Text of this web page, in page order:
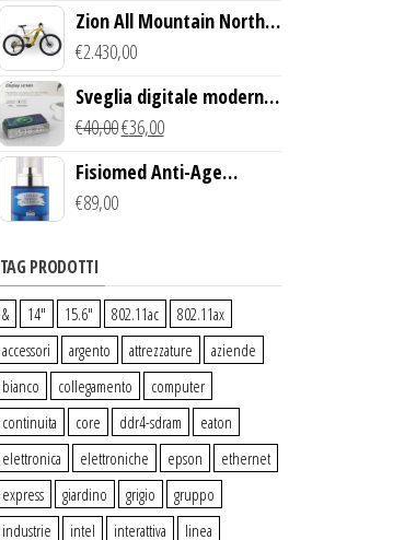
Zion All Mountain North
Creek Bike (Giallo)
€2.430,00
Sveglia digitale moderna
con Caricabatterie
Wireless Qi
€40,00€36,00
Fisiomed Anti-Age
Defense Face Serum
€89,00
TAG PRODOTTI
& 14″ 15.6″ 802.11ac
802.11ax
accessori
argento attrezzature
aziende
bianco
collegamento
computer
continuita
core ddr4-sdram
eaton
elettronica
elettroniche epson
ethernet
express
giardino grigio
gruppo
industrie
intel interattiva linea